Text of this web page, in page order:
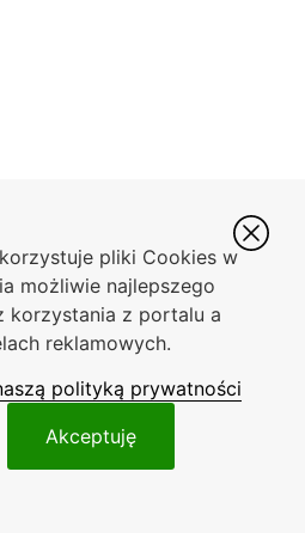
pliki Cookies w
możliwie najlepszego
korzystania z portalu a
reklamowych.
polityką prywatności
Akceptuję